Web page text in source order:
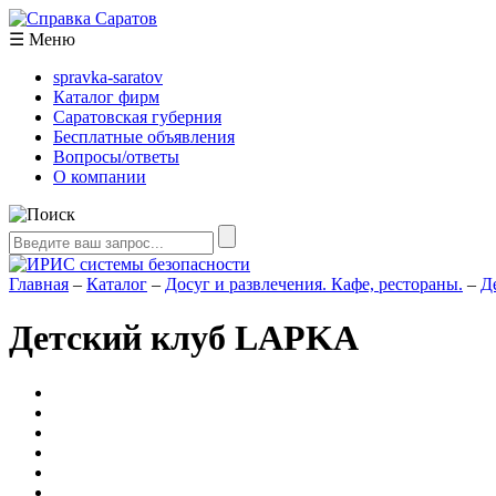
☰ Меню
spravka-saratov
Каталог фирм
Саратовская губерния
Бесплатные объявления
Вопросы/ответы
О компании
Главная – Каталог – Досуг и развлечения. Кафе, рестораны. –
Детский клуб LAPKA